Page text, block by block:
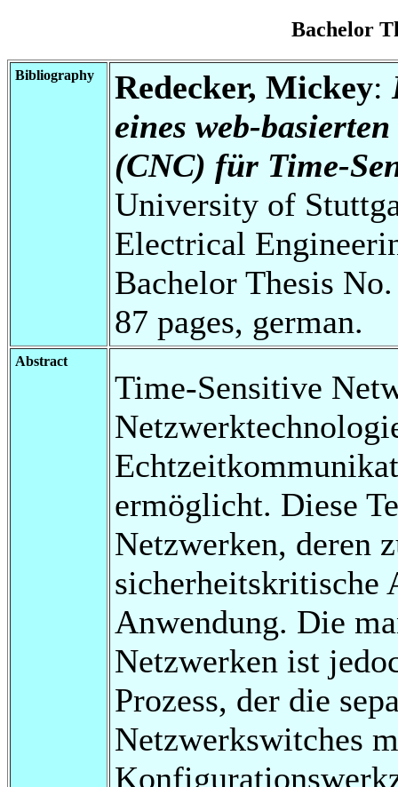
Bachelor
Bibliography Redecker, Mickey:
eines web-
(CNC) für Time-
University of
Electrical
Bachelor Thesis
87 pages, german.
Abstract
Time-Sensitive
ermöglicht. Diese
Netzwerken, deren
sicherheitskritische
Anwendung. Die
Netzwerken ist
Prozess, der die
Netzwerkswitches